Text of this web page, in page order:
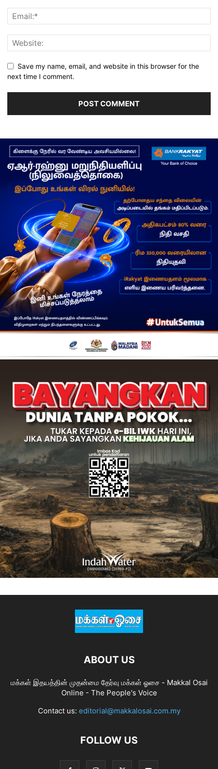
Save my name, email, and website in this browser for the
next time I comment.
ABOUT US
மக்கள் இதயத்தின் முதன்மை தேர்வு மக்கள் ஓசை - Makkal Osai
Online - The People's Voice
Contact us: editorial@makkalosai.com.my
FOLLOW US